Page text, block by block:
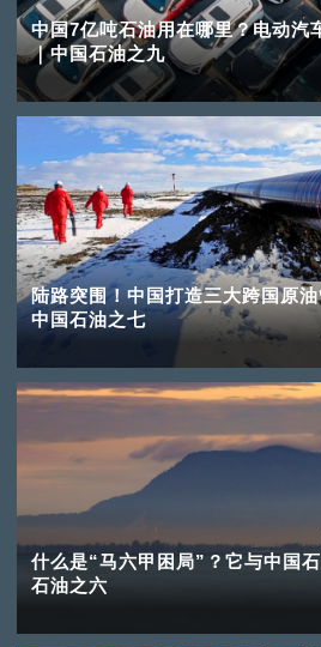
中国7亿吨石油用在哪里？电动汽
｜中国石油之九
陆路突围！中国打造三大跨国原
中国石油之七
什么是“马六甲困局”？它与中国
石油之六